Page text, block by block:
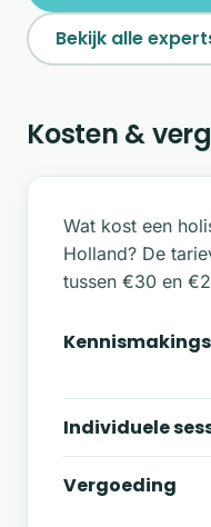
Bekijk alle
Kosten &
Wat kost een
Holland? De
tussen €30 en
Individuele
Vergoeding